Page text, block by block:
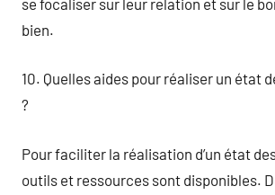
bien.
10. Quelles aides pour réaliser un état
?
Pour faciliter la réalisation d’un état
outils et ressources sont disponibles.